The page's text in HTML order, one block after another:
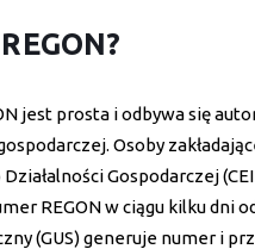
jest prosta i odbywa się
Osoby
Gospodarczej
REGON w ciągu kilku dni
(GUS) generuje numer i